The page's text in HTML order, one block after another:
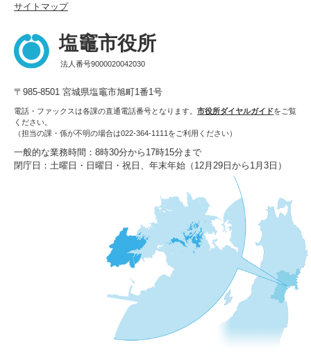
サイトマップ
塩竈市役所
法人番号9000020042030
〒985-8501 宮城県塩竈市旭町1番1号
電話・ファックスは各課の直通電話番号となります。 市役所ダイヤルガイドをご覧
ください。
（担当の課・係が不明の場合は022-364-1111をご利用ください）
一般的な業務時間：8時30分から17時15分まで
閉庁日：土曜日・日曜日・祝日、年末年始（12月29日から1月3日）